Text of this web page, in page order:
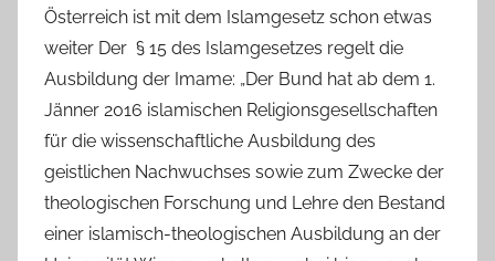
Österreich ist mit dem Islamgesetz schon etwas
weiter Der § 15 des Islamgesetzes regelt die
Ausbildung der Imame: „Der Bund hat ab dem 1.
Jänner 2016 islamischen Religionsgesellschaften
für die wissenschaftliche Ausbildung des
geistlichen Nachwuchses sowie zum Zwecke der
theologischen Forschung und Lehre den Bestand
einer islamisch-theologischen Ausbildung an der